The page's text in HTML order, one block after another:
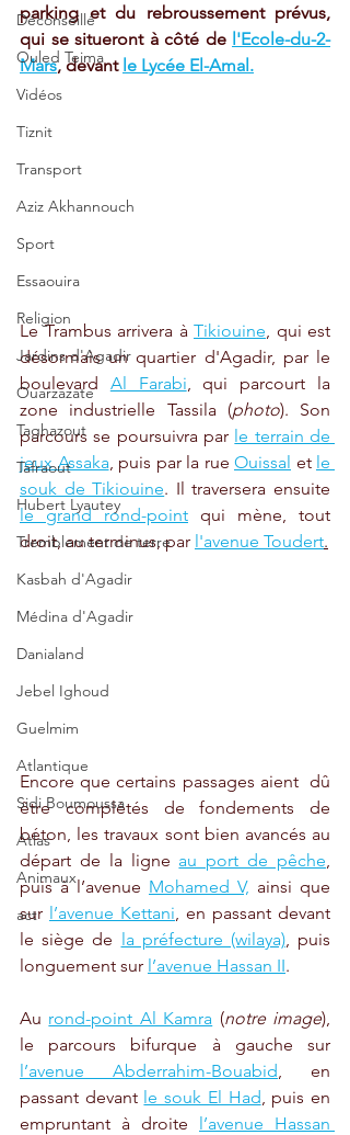
Déconseillé
Ouled Teima
Vidéos
Tiznit
Transport
Aziz Akhannouch
Sport
Essaouira
Religion
Jardins d'Agadir
Ouarzazate
Taghazout
Tafraout
Hubert Lyautey
Tremblement de terre
Kasbah d'Agadir
Médina d'Agadir
Danialand
Jebel Ighoud
Guelmim
Atlantique
Sidi Boumoussa
Atlas
Animaux
act
parking et du rebroussement prévus,
qui se situeront à côté de l'Ecole-du-2-
Mars, devant le Lycée El-Amal.
Le Trambus arrivera à Tikiouine, qui est
désormais un quartier d'Agadir, par le
boulevard Al Farabi, qui parcourt la
zone industrielle Tassila (photo). Son
parcours se poursuivra par le terrain de
jeux Assaka, puis par la rue Ouissal et le
souk de Tikiouine
le grand rond-point qui mène, tout
droit, au terminus, par l'avenue Toudert.
Encore que certains passages aient  dû
être complétés de fondements de
béton, les travaux sont bien avancés au
départ de la ligne au port de pêche
puis à l’avenue Mohamed V, ainsi que
sur l’avenue Kettani , en passant devant
le siège de la préfecture (wilaya), puis
longuement sur l’avenue Hassan II.
Au rond-point Al Kamra (notre image),
l’avenue Abderrahim-Bouabid , en
passant devant le souk El Had , puis en
empruntant à droite l’avenue Hassan